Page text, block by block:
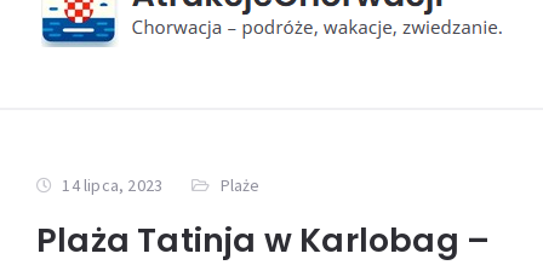
14 lipca, 2023 Plaże
Plaża Tatinja w Karlobag –